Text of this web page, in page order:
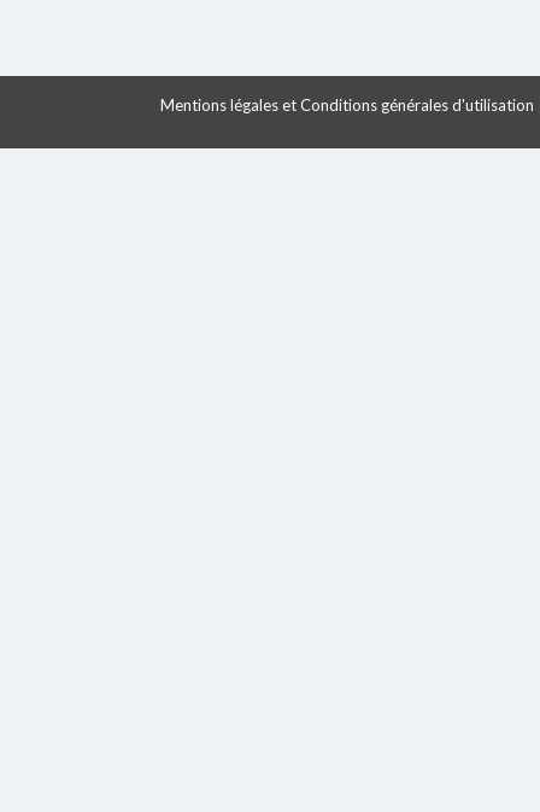
Mentions légales et Conditions générales d'utilisation